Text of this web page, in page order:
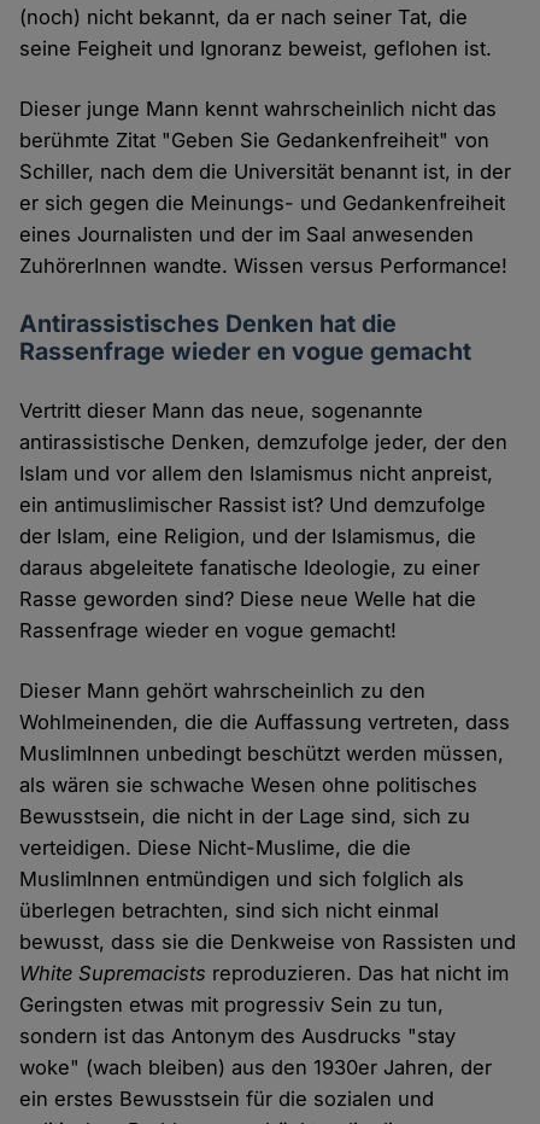
(noch) nicht bekannt, da er nach seiner Tat, die
seine Feigheit und Ignoranz beweist, geflohen ist.
Dieser junge Mann kennt wahrscheinlich nicht das
berühmte Zitat "Geben Sie Gedankenfreiheit" von
Schiller, nach dem die Universität benannt ist, in der
er sich gegen die Meinungs- und Gedankenfreiheit
eines Journalisten und der im Saal anwesenden
ZuhörerInnen wandte. Wissen versus Performance!
Antirassistisches Denken hat die
Rassenfrage wieder en vogue gemacht
Vertritt dieser Mann das neue, sogenannte
antirassistische Denken, demzufolge jeder, der den
Islam und vor allem den Islamismus nicht anpreist,
ein antimuslimischer Rassist ist? Und demzufolge
der Islam, eine Religion, und der Islamismus, die
daraus abgeleitete fanatische Ideologie, zu einer
Rasse geworden sind? Diese neue Welle hat die
Rassenfrage wieder en vogue gemacht!
Dieser Mann gehört wahrscheinlich zu den
Wohlmeinenden, die die Auffassung vertreten, dass
MuslimInnen unbedingt beschützt werden müssen,
als wären sie schwache Wesen ohne politisches
Bewusstsein, die nicht in der Lage sind, sich zu
verteidigen. Diese Nicht-Muslime, die die
MuslimInnen entmündigen und sich folglich als
überlegen betrachten, sind sich nicht einmal
bewusst, dass sie die Denkweise von Rassisten und
White Supremacists reproduzieren. Das hat nicht im
Geringsten etwas mit progressiv Sein zu tun,
sondern ist das Antonym des Ausdrucks "stay
woke" (wach bleiben) aus den 1930er Jahren, der
ein erstes Bewusstsein für die sozialen und